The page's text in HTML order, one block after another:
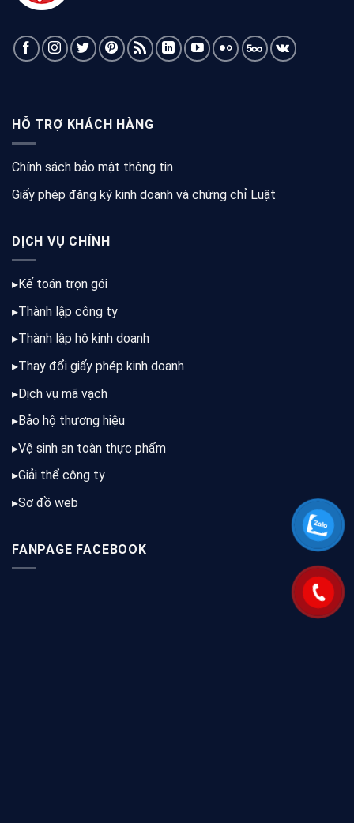
HỖ TRỢ KHÁCH HÀNG
Chính sách bảo mật thông tin
Giấy phép đăng ký kinh doanh và chứng chỉ Luật
DỊCH VỤ CHÍNH
▸Kế toán trọn gói
▸Thành lập công ty
▸Thành lập hộ kinh doanh
▸Thay đổi giấy phép kinh doanh
▸Dịch vụ mã vạch
▸Bảo hộ thương hiệu
▸Vệ sinh an toàn thực phẩm
▸Giải thể công ty
▸Sơ đồ web
FANPAGE FACEBOOK